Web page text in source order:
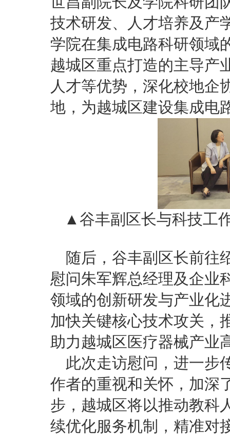
技术研发、人才培养及产
学院在集成电路科研领域
越城区重点打造的主导产
人才等优势，深化校地企
地，为越城区建设集成电
▲谷丰副区长与科技工
随后，谷丰副区长前往
慰问朱军辉总经理及企业
领域的创新研发与产业化
加快关键核心技术攻关，
助力越城区医疗器械产业
此次走访慰问，进一步
作者的重视和关怀，加深
步，越城区将以推动教科
续优化服务机制，精准对